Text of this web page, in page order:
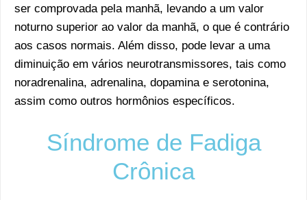
ser comprovada pela manhã, levando a um valor
noturno superior ao valor da manhã, o que é contrário
aos casos normais. Além disso, pode levar a uma
diminuição em vários neurotransmissores, tais como
noradrenalina, adrenalina, dopamina e serotonina,
assim como outros hormônios específicos.
Síndrome de Fadiga
Crônica